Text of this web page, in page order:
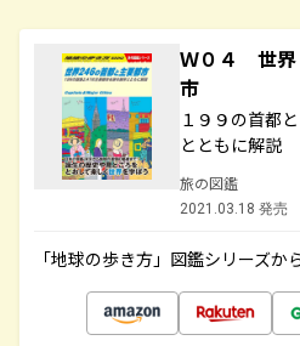
Ｗ０４ 世界
市
１９９の首都
とともに解説
旅の図鑑
2021.03.18 発売
「地球の歩き方」図鑑シリーズか